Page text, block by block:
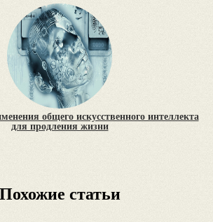
общего искусственного интеллекта
для продления жизни
Похожие статьи